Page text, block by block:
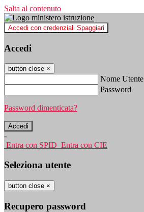
Salta al contenuto
Accedi con credenziali Spaggiari
Accedi
button close ×
Nome Utente
Password
Password dimenticata?
-
Entra con SPID Entra con CIE
Seleziona utente
button close ×
Recupero password